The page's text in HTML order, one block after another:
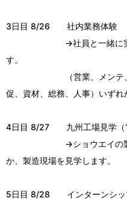
3日目 8/26 社内業務体験
→社員と一緒に実際の
す。
（営業、メンテ、開発
促、資材、総務、人事）いずれ
4日目 8/27 九州工場見学（1
→ショウエイの製品が
か、製造現場を見学します。
5日目 8/28 インターンシッ